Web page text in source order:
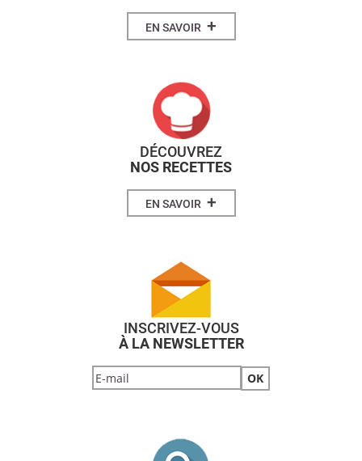
EN SAVOIR +
DÉCOUVREZ
NOS RECETTES
EN SAVOIR +
INSCRIVEZ-VOUS
À LA NEWSLETTER